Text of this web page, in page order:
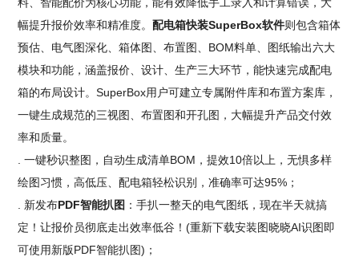
幅提升报价效率和精准度。配电箱快装SuperBox软件则包含箱体
预估、电气图深化、箱体图、布置图、BOM料单、图纸输出六大
模块和功能，涵盖报价、设计、生产三大环节，能快速完成配电
箱的布局设计。SuperBox用户可建立专属附件库和布置方案库，
一键生成规范的三视图、布置图和开孔图，大幅提升产品交付效
率和质量。
. 一键秒识整图，自动生成清单BOM，提效10倍以上，无惧多样
绘图习惯，高低压、配电箱轻松识别，准确率可达95%；
. 新发布PDF智能扒图 ：手扒一整天的电气图纸，现在半天就搞
定！让报价员彻底走出效率低谷！(重新下载安装图晓晓AI识图即
可使用新版PDF智能扒图)；